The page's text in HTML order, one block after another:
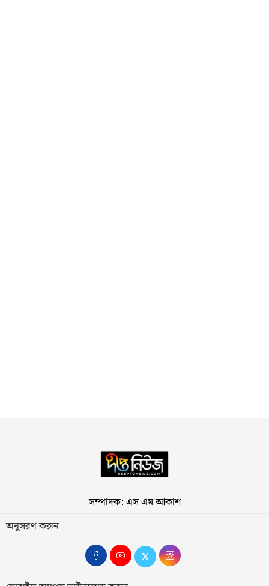
সম্পাদক: এস এম আকাশ
অনুসরণ করুন